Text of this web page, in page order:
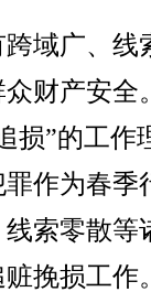
域广、线
财产安全
损”的工作
作为春季
索零散等
挽损工作